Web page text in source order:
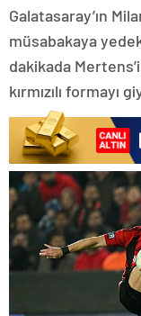
Galatasaray’ın
müsabakaya
dakikada
kırmızılı formayı